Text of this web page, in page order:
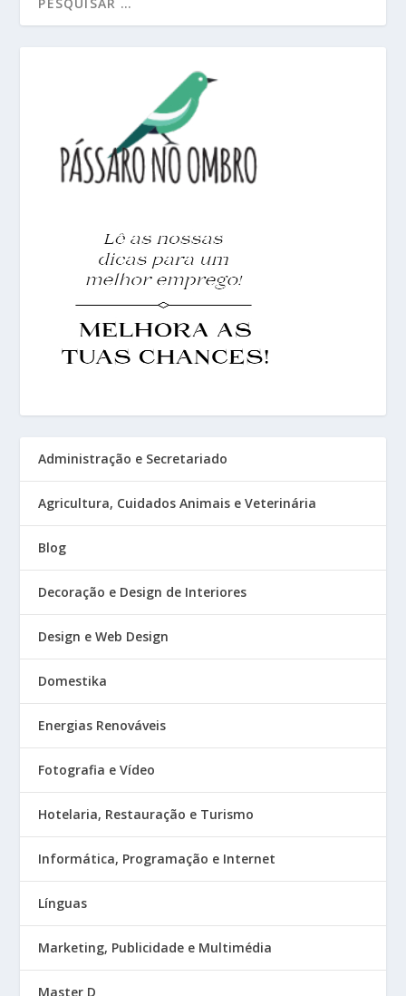
Administração e Secretariado
Agricultura, Cuidados Animais e Veterinária
Blog
Decoração e Design de Interiores
Design e Web Design
Domestika
Energias Renováveis
Fotografia e Vídeo
Hotelaria, Restauração e Turismo
Informática, Programação e Internet
Línguas
Marketing, Publicidade e Multimédia
Master D